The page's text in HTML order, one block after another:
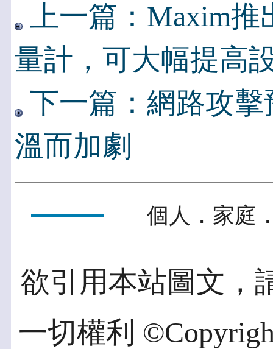
上一篇：Maxim
量計，可大幅提高
下一篇：網路攻
溫而加劇
個人．家庭
欲引用本站圖文，
一切權利